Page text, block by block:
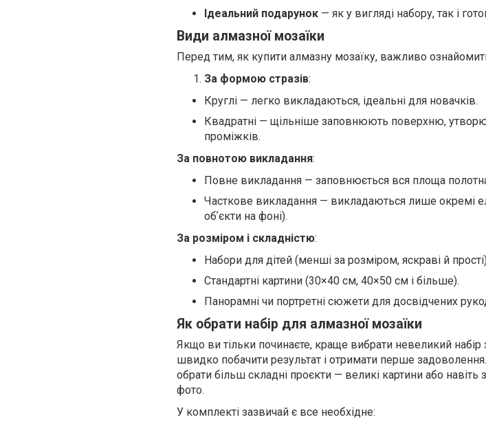
Ідеальний подарунок — як у вигляді набору, так і
Види алмазної мозаїки
Перед тим, як купити алмазну мозаїку, важливо
За формою стразів:
Круглі — легко викладаються, ідеальні для новачків.
Квадратні — щільніше заповнюють поверхню,
проміжків.
За повнотою викладання:
Повне викладання — заповнюється вся площа
Часткове викладання — викладаються лише окремі
обʼєкти на фоні).
За розміром і складністю:
Набори для дітей (менші за розміром, яскраві й
Стандартні картини (30×40 см, 40×50 см і більше).
Панорамні чи портретні сюжети для досвідчених
Як обрати набір для алмазної мозаїки
Якщо ви тільки починаєте, краще вибрати невеликий
швидко побачити результат і отримати перше
обрати більш складні проєкти — великі картини або навіть
фото.
У комплекті зазвичай є все необхідне: